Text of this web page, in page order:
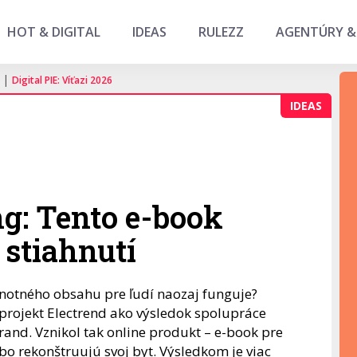
HOT & DIGITAL IDEAS RULEZZ AGENTÚRY
| Digital PIE: Víťazi 2026
IDEAS
Tento e-book
stiahnutí
obsahu pre ľudí naozaj funguje?
Electrend ako výsledok spolupráce
Vznikol tak online produkt – e-book pre
rekonštruujú svoj byt. Výsledkom je viac